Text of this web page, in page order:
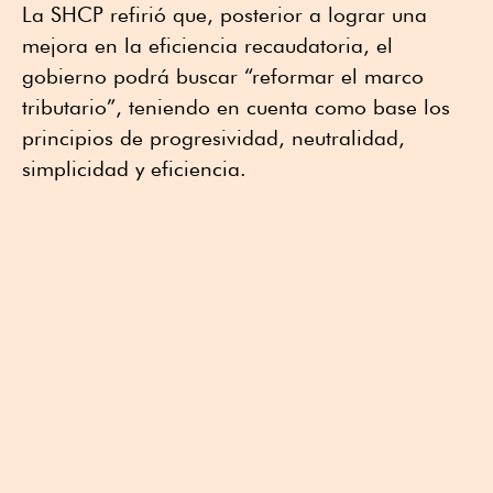
La SHCP refirió que, posterior a lograr una
mejora en la eficiencia recaudatoria, el
gobierno podrá buscar “reformar el marco
tributario”, teniendo en cuenta como base los
principios de progresividad, neutralidad,
simplicidad y eficiencia.